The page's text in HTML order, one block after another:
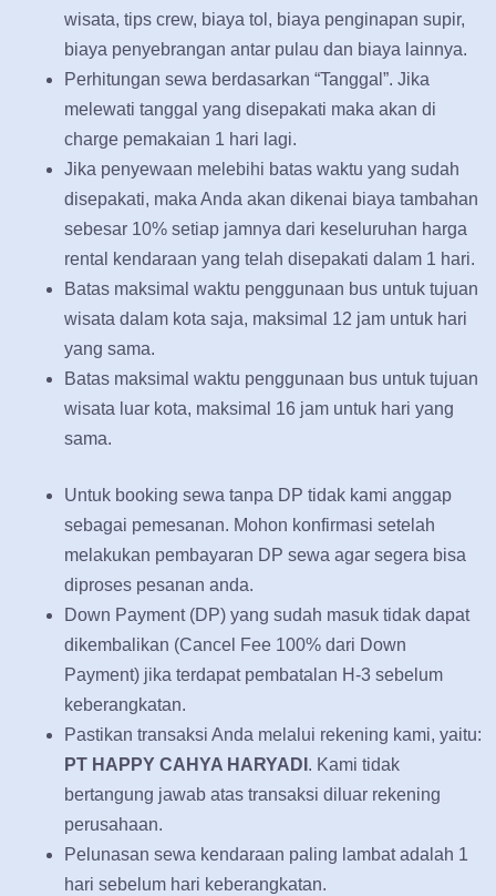
wisata, tips crew, biaya tol, biaya penginapan supir,
biaya penyebrangan antar pulau dan biaya lainnya.
Perhitungan sewa berdasarkan “Tanggal”. Jika
melewati tanggal yang disepakati maka akan di
charge pemakaian 1 hari lagi.
Jika penyewaan melebihi batas waktu yang sudah
disepakati, maka Anda akan dikenai biaya tambahan
sebesar 10% setiap jamnya dari keseluruhan harga
rental kendaraan yang telah disepakati dalam 1 hari.
Batas maksimal waktu penggunaan bus untuk tujuan
wisata dalam kota saja, maksimal 12 jam untuk hari
yang sama.
Batas maksimal waktu penggunaan bus untuk tujuan
wisata luar kota, maksimal 16 jam untuk hari yang
sama.
Untuk booking sewa tanpa DP tidak kami anggap
sebagai pemesanan. Mohon konfirmasi setelah
melakukan pembayaran DP sewa agar segera bisa
diproses pesanan anda.
Down Payment (DP) yang sudah masuk tidak dapat
dikembalikan (Cancel Fee 100% dari Down
Payment) jika terdapat pembatalan H-3 sebelum
keberangkatan.
Pastikan transaksi Anda melalui rekening kami, yaitu:
PT HAPPY CAHYA HARYADI . Kami tidak
bertangung jawab atas transaksi diluar rekening
perusahaan.
Pelunasan sewa kendaraan paling lambat adalah 1
hari sebelum hari keberangkatan.